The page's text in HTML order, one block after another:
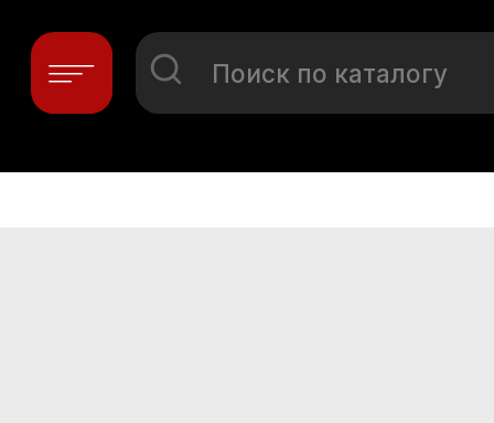
Поиск по каталогу